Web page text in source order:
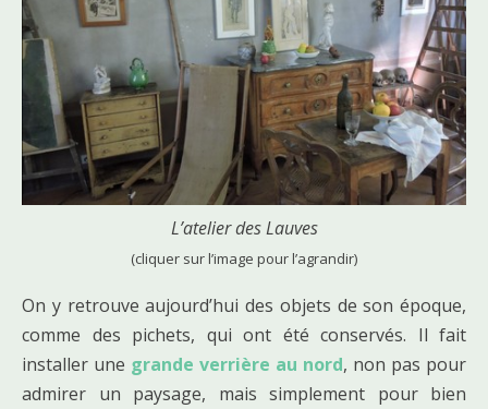
L’atelier des Lauves
(cliquer sur l’image pour l’agrandir)
On y retrouve aujourd’hui des objets de son époque,
comme des pichets, qui ont été conservés. Il fait
installer une grande verrière au nord, non pas pour
admirer un paysage, mais simplement pour bien